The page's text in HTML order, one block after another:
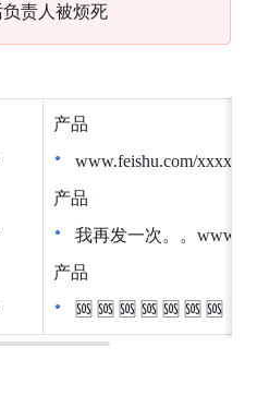
责人被烦死
产品
www.feishu.com/xxxxxx
产品
我再发一次。。
产品
🆘 🆘 🆘 🆘 🆘 🆘 🆘